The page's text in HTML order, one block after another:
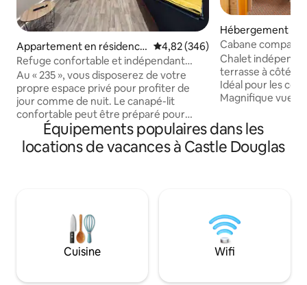
Appartement en résidence
⋅ Dumfries and Galloway
Évaluation moyenne sur la
4,82 (346)
Refuge confortable et indépendant
dans le centre-ville
Au « 235 », vous disposerez de votre
propre espace privé pour profiter de
jour comme de nuit. Le canapé-lit
confortable peut être préparé pour
votre arrivée ou laissé comme canapé
pour que vous puissiez vous détendre.
Séjournez dans le centre-ville, à
une télévision connectée de 50 pouces,
un réfrigérateur, un micro-ondes, une
bouilloire, une machine à café, une table
et des chaises. WiFi gratuit. Parking dans
Hébergement ⋅
ht
Cabane
sur la rivière et
Chalet
terrasse à côté
Idéal pour les
Magnifique vue
absolument
chalet Un lit
dessous, un lit
Serviettes, linge
première
radiateurs à huile. Belle promenade au
bord de la rivière
Équipements populaires dans les
locations de vacances à Castle Douglas
Cuisine Wifi